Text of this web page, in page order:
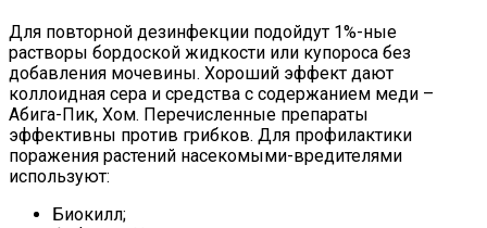
Для повторной дезинфекции подойдут 1%-ные
растворы бордоской жидкости или купороса без
добавления мочевины. Хороший эффект дают
коллоидная сера и средства с содержанием меди –
Абига-Пик, Хом. Перечисленные препараты
эффективны против грибков. Для профилактики
поражения растений насекомыми-вредителями
используют:
Биокилл;